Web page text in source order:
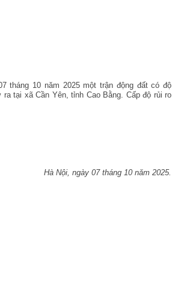
tháng 10 năm 2025 một trận động đất có độ
tại xã Cần Yên, tỉnh Cao Bằng. Cấp độ rủi ro
Hà Nội, ngày 07 tháng 10 năm 2025.